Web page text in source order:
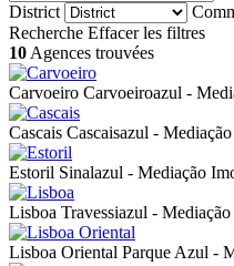
District
Recherche Effacer les filtres
10 Agences trouvées
Carvoeiro Carvoeiroazul -
Cascais Cascaisazul -
Estoril Sinalazul - Mediação
Lisboa Travessiazul -
Lisboa Oriental Parque Azul -